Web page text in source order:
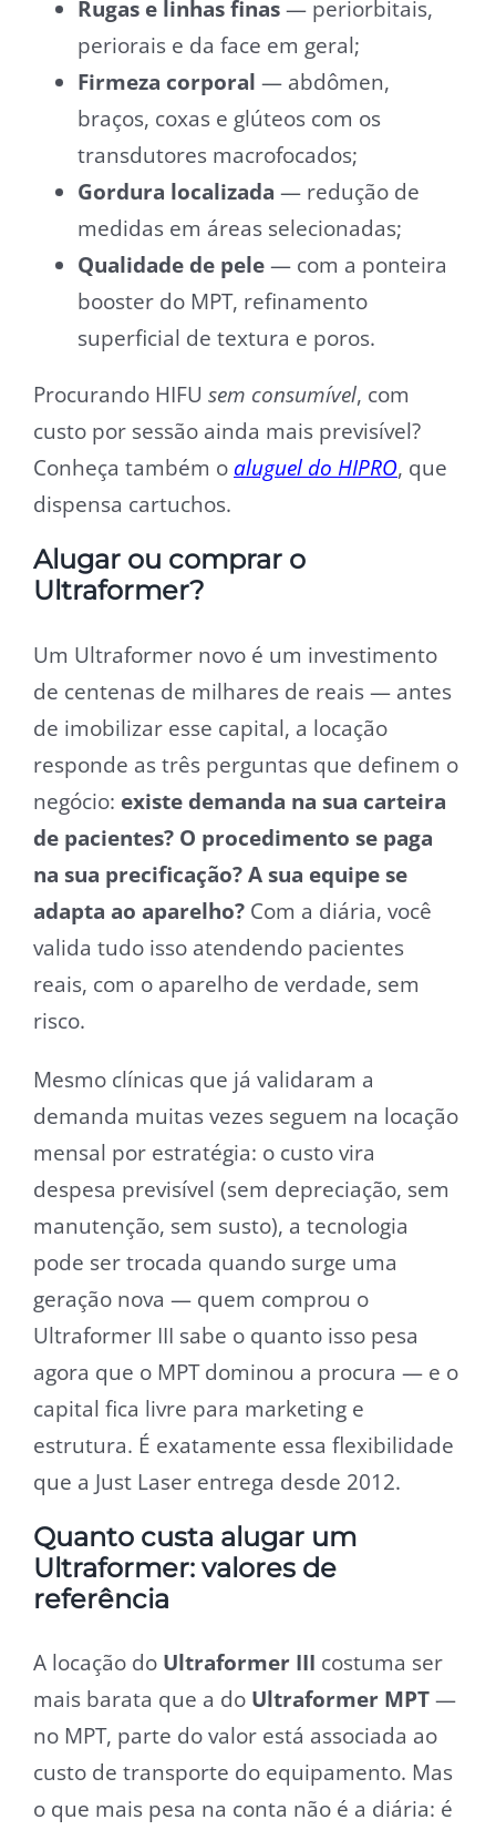
Rugas e linhas finas — periorbitais,
periorais e da face em geral;
Firmeza corporal — abdômen,
braços, coxas e glúteos com os
transdutores macrofocados;
Gordura localizada — redução de
medidas em áreas selecionadas;
Qualidade de pele — com a ponteira
booster do MPT, refinamento
superficial de textura e poros.
Procurando HIFU sem consumível, com
custo por sessão ainda mais previsível?
Conheça também o aluguel do HIPRO, que
dispensa cartuchos.
Alugar ou comprar o
Ultraformer?
Um Ultraformer novo é um investimento
de centenas de milhares de reais — antes
de imobilizar esse capital, a locação
responde as três perguntas que definem o
negócio: existe demanda na sua carteira
de pacientes? O procedimento se paga
na sua precificação? A sua equipe se
adapta ao aparelho? Com a diária, você
valida tudo isso atendendo pacientes
reais, com o aparelho de verdade, sem
risco.
Mesmo clínicas que já validaram a
demanda muitas vezes seguem na locação
mensal por estratégia: o custo vira
despesa previsível (sem depreciação, sem
manutenção, sem susto), a tecnologia
pode ser trocada quando surge uma
geração nova — quem comprou o
Ultraformer III sabe o quanto isso pesa
agora que o MPT dominou a procura — e o
capital fica livre para marketing e
estrutura. É exatamente essa flexibilidade
que a Just Laser entrega desde 2012.
Quanto custa alugar um
Ultraformer: valores de
referência
A locação do Ultraformer III costuma ser
mais barata que a do Ultraformer MPT —
no MPT, parte do valor está associada ao
custo de transporte do equipamento. Mas
o que mais pesa na conta não é a diária: é